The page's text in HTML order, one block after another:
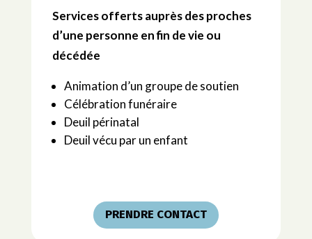
Services offerts auprès des proches
d’une personne en fin de vie ou
décédée
Animation d’un groupe de soutien
Célébration funéraire
Deuil périnatal
Deuil vécu par un enfant
PRENDRE CONTACT